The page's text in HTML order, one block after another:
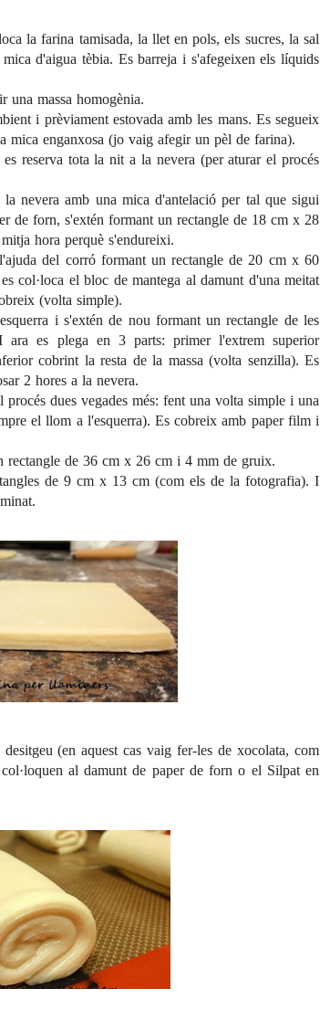
la farina tamisada, la llet en pols, els sucres, la sal
d'aigua tèbia. Es barreja i s'afegeixen els líquids
una massa homogènia.
i prèviament estovada amb les mans. Es segueix
mica enganxosa (jo vaig afegir un pèl de farina).
reserva tota la nit a la nevera (per aturar el procés
nevera amb una mica d'antelació per tal que sigui
de forn, s'extén formant un rectangle de 18 cm x 28
hora perquè s'endureixi.
del corró formant un rectangle de 20 cm x 60
col·loca el bloc de mantega al damunt d'una meitat
(volta simple).
i s'extén de nou formant un rectangle de les
ara es plega en 3 parts: primer l'extrem superior
cobrint la resta de la massa (volta senzilla). Es
2 hores a la nevera.
procés dues vegades més: fent una volta simple i una
el llom a l'esquerra). Es cobreix amb paper film i
rectangle de 36 cm x 26 cm i 4 mm de gruix.
de 9 cm x 13 cm (com els de la fotografia). I
(en aquest cas vaig fer-les de xocolata, com
al damunt de paper de forn o el Silpat en